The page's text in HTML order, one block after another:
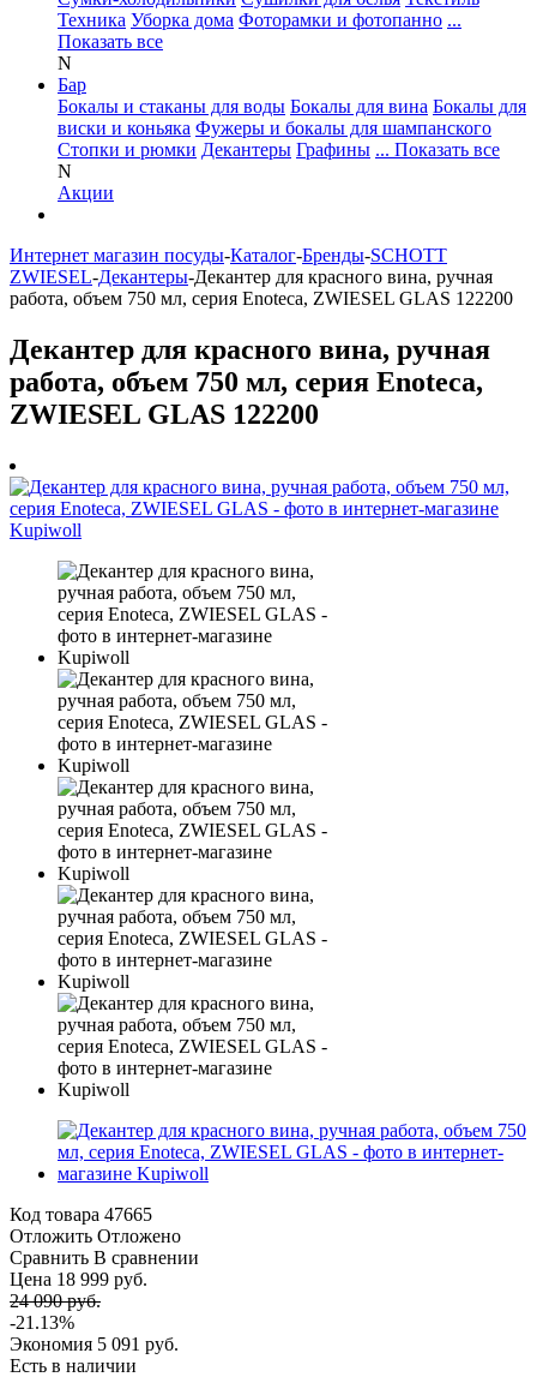
Техника Уборка дома Фоторамки и фотопанно ...
Показать все
N
Бар
Бокалы и стаканы для воды Бокалы для вина Бокалы для
виски и коньяка Фужеры и бокалы для шампанского
Стопки и рюмки Декантеры Графины ... Показать все
N
Акции
Интернет магазин посуды-Каталог-Бренды-SCHOTT
ZWIESEL-Декантеры-Декантер для красного вина, ручная
работа, объем 750 мл, серия Enoteca, ZWIESEL GLAS 122200
Декантер для красного вина, ручная
работа, объем 750 мл, серия Enoteca,
ZWIESEL GLAS 122200
Код товара 47665
Отложить Отложено
Сравнить В сравнении
Цена 18 999 руб.
24 090 руб.
-21.13%
Экономия 5 091 руб.
Есть в наличии